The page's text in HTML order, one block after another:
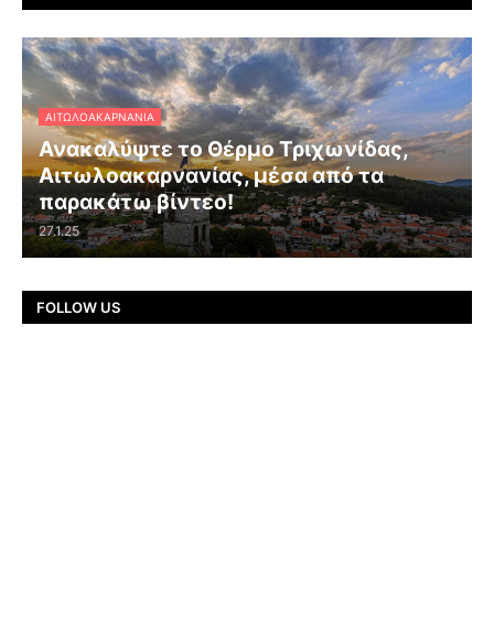
ΑΙΤΩΛΟΑΚΑΡΝΑΝΊΑ
Ανακαλύψτε το Θέρμο Τριχωνίδας,
Αιτωλοακαρνανίας, μέσα από τα
παρακάτω βίντεο!
27.1.25
FOLLOW US